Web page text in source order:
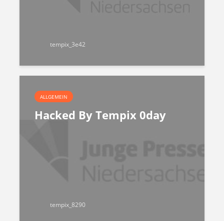
tempix_3e42
ALLGEMEIN
Hacked By Tempix 0day
tempix_8290